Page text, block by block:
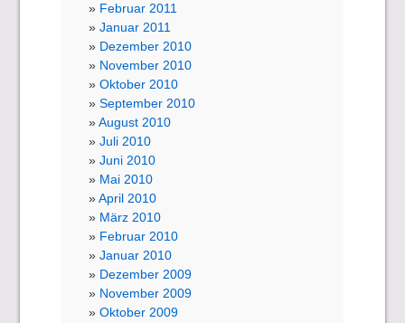
Februar 2011
Januar 2011
Dezember 2010
November 2010
Oktober 2010
September 2010
August 2010
Juli 2010
Juni 2010
Mai 2010
April 2010
März 2010
Februar 2010
Januar 2010
Dezember 2009
November 2009
Oktober 2009